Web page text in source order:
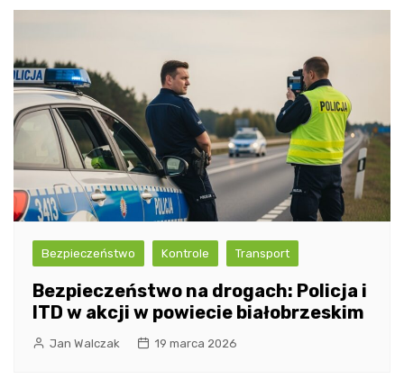
Bezpieczeństwo Kontrole Transport
Bezpieczeństwo na drogach: Policja i
ITD w akcji w powiecie białobrzeskim
Jan Walczak 19 marca 2026